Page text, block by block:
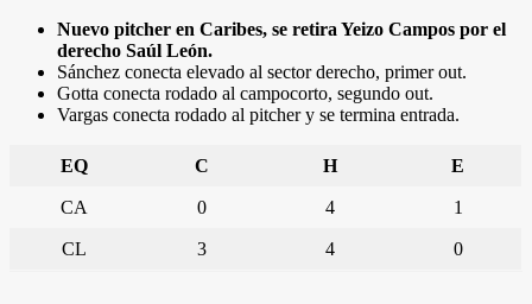
Nuevo pitcher en Caribes, se retira Yeizo Campos por el
derecho Saúl León.
Sánchez conecta elevado al sector derecho, primer out.
Gotta conecta rodado al campocorto, segundo out.
Vargas conecta rodado al pitcher y se termina entrada.
EQ C H E
CA 0 4 1
CL 3 4 0